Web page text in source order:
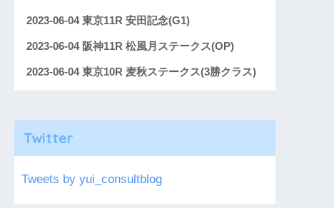
2023-06-04 東京11R 安田記念(G1)
2023-06-04 阪神11R 松風月ステークス(OP)
2023-06-04 東京10R 麦秋ステークス(3勝クラス)
Twitter
Tweets by yui_consultblog